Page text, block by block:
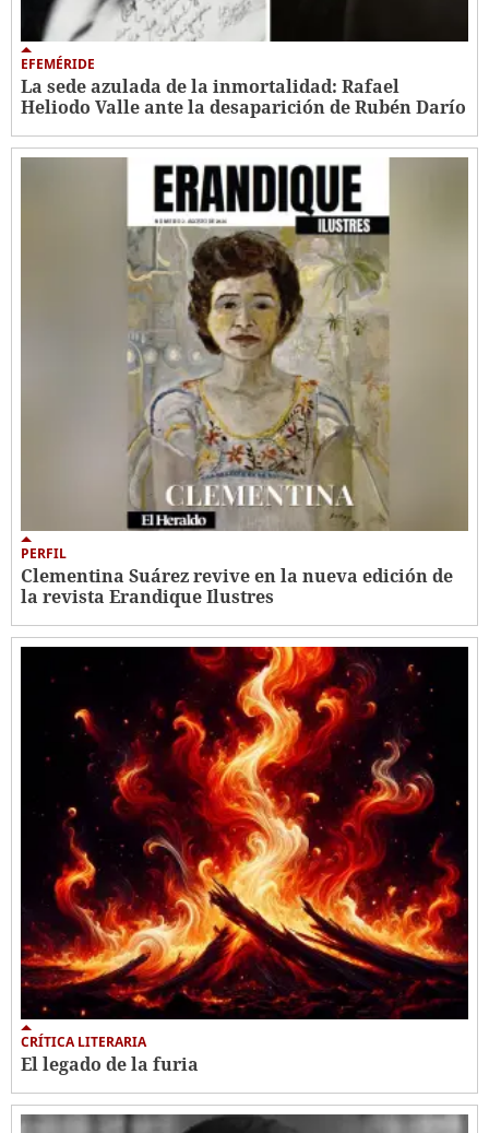
EFEMÉRIDE
La sede azulada de la inmortalidad: Rafael
Heliodo Valle ante la desaparición de Rubén Darío
PERFIL
Clementina Suárez revive en la nueva edición de
la revista Erandique Ilustres
CRÍTICA LITERARIA
El legado de la furia